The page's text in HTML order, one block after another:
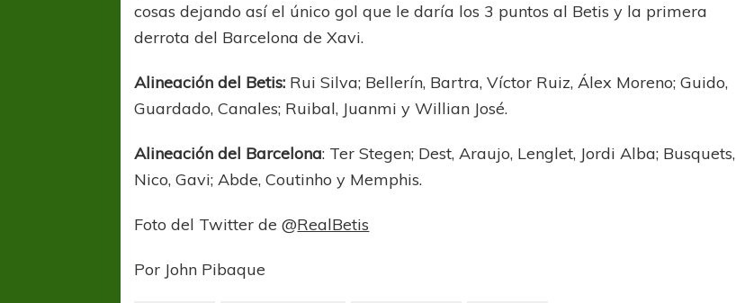
cosas dejando así el único gol que le daría los 3 puntos al Betis y la primera
derrota del Barcelona de Xavi.
Alineación del Betis: Rui Silva; Bellerín, Bartra, Víctor Ruiz, Álex Moreno; Guido,
Guardado, Canales; Ruibal, Juanmi y Willian José.
Alineación del Barcelona: Ter Stegen; Dest, Araujo, Lenglet, Jordi Alba; Busquets,
Nico, Gavi; Abde, Coutinho y Memphis.
Foto del Twitter de @RealBetis
Por John Pibaque